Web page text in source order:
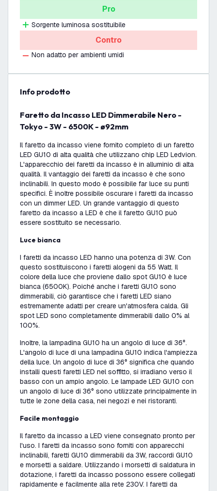
Pro
Sorgente luminosa sostituibile
Contro
Non adatto per ambienti umidi
info prodotto
Faretto da Incasso LED Dimmerabile Nero -
Tokyo - 3W - 6500K - ø92mm
Il faretto da incasso viene fornito completo di un faretto
LED GU10 di alta qualità che utilizzano chip LED Ledvion.
L'apparecchio dei faretti da incasso è in alluminio di alta
qualità. Il vantaggio dei faretti da incasso è che sono
inclinabili. In questo modo è possibile far luce su punti
specifici. È inoltre possibile oscurare i faretti da incasso
con un dimmer LED. Un grande vantaggio di questo
faretto da incasso a LED è che il faretto GU10 può
essere sostituito se necessario.
Luce bianca
I faretti da incasso LED hanno una potenza di 3W. Con
questo sostituiscono i faretti alogeni da 55 Watt. Il
colore della luce che proviene dallo spot GU10 è luce
bianca (6500K). Poiché anche i faretti GU10 sono
dimmerabili, ciò garantisce che i faretti LED siano
estremamente adatti per creare un'atmosfera calda. Gli
spot LED sono completamente dimmerabili dallo 0% al
100%.
Inoltre, la lampadina GU10 ha un angolo di luce di 36°.
L'angolo di luce di una lampadina GU10 indica l'ampiezza
della luce. Un angolo di luce di 36° significa che quando
installi questi faretti LED nel soffitto, si irradiano verso il
basso con un ampio angolo. Le lampade LED GU10 con
un angolo di luce di 36° sono utilizzate principalmente in
tutte le zone della casa, nei negozi e nei ristoranti.
Facile montaggio
Il faretto da incasso a LED viene consegnato pronto per
l'uso. I faretti da incasso sono forniti con apparecchi
inclinabili, faretti GU10 dimmerabili da 3W, raccordi GU10
e morsetti a saldare. Utilizzando i morsetti di saldatura in
dotazione, i faretti da incasso possono essere collegati
rapidamente e facilmente alla rete 230V. I faretti da